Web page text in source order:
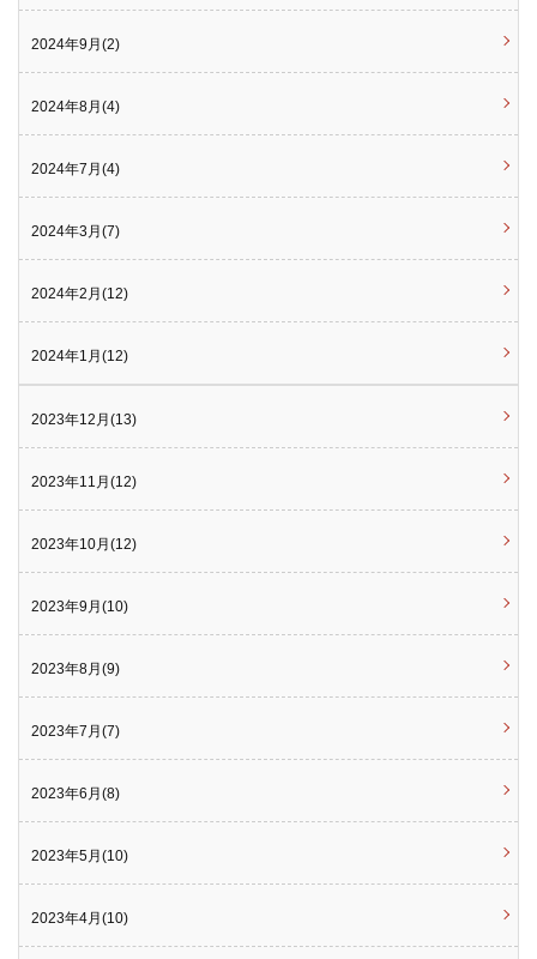
2024年9月(2)
2024年8月(4)
2024年7月(4)
2024年3月(7)
2024年2月(12)
2024年1月(12)
2023年12月(13)
2023年11月(12)
2023年10月(12)
2023年9月(10)
2023年8月(9)
2023年7月(7)
2023年6月(8)
2023年5月(10)
2023年4月(10)